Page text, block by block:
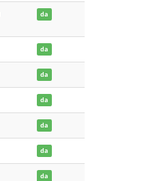
da
da
da
da
da
da
da